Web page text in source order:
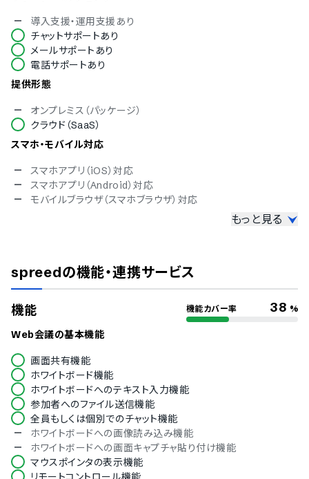
導入支援・運用支援あり
チャットサポートあり
メールサポートあり
電話サポートあり
提供形態
オンプレミス（パッケージ）
クラウド（SaaS）
スマホ・モバイル対応
スマホアプリ（iOS）対応
スマホアプリ（Android）対応
モバイルブラウザ（スマホブラウザ）対応
冗長化
通信の暗号化
エンドツーエンドの暗号化
IP制限
二要素認証・二段階認証
会議室パスワード設定
通信ログの保存
レコーディングの許可
レコーディングのアクセス
対応言語
中国語
英語
もっと見る
spreedの機能・連携サービス
機能 機能カバー率 38 %
Web会議の基本機能
画面共有機能
ホワイトボード機能
ホワイトボードへのテキスト入力機能
参加者へのファイル送信機能
全員もしくは個別でのチャット機能
ホワイトボードへの画像読み込み機能
ホワイトボードへの画面キャプチャ貼り付け機能
マウスポインタの表示機能